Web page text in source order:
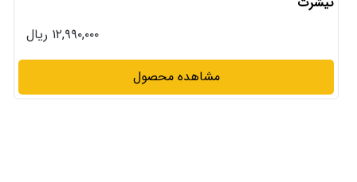
۱۲,۹۹۰,۰۰۰ ریال
مشاهده محصول